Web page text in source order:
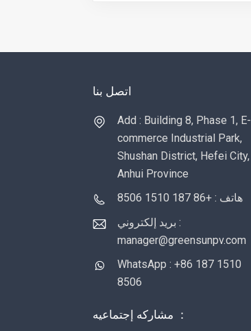
اتصل بنا
Add : Building 8, Phase 1, E-
commerce Industrial Park,
Shushan District, Hefei City,
Anhui Province
هاتف : +86 187 1510 8506
بريد إلكتروني :
manager@greensunpv.com
WhatsApp : +86 187 1510
8506
مشاركه إجتماعيه ：